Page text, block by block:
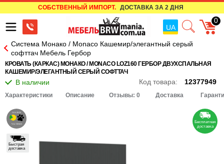
СОБСТВЕННЫЙ ИМПОРТ. ДОСТАВКА ЗА 2 ДНЯ
UA
0
Система Монако / Monaco Кашемир/элегантный серый
софттач Мебель Гербор
КРОВАТЬ (КАРКАС) МОНАКО / MONACO LOZ160 ГЕРБОР ДВУХСПАЛЬНАЯ
КАШЕМИР/ЭЛЕГАНТНЫЙ СЕРЫЙ СОФТТАЧ
Код товара: 12377949
Характеристики Описание Отзывы: 0 Доставка